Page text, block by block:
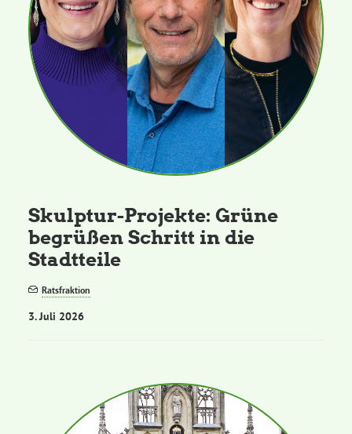
Skulptur-Projekte: Grüne
begrüßen Schritt in die
Stadtteile
Ratsfraktion
3. Juli 2026